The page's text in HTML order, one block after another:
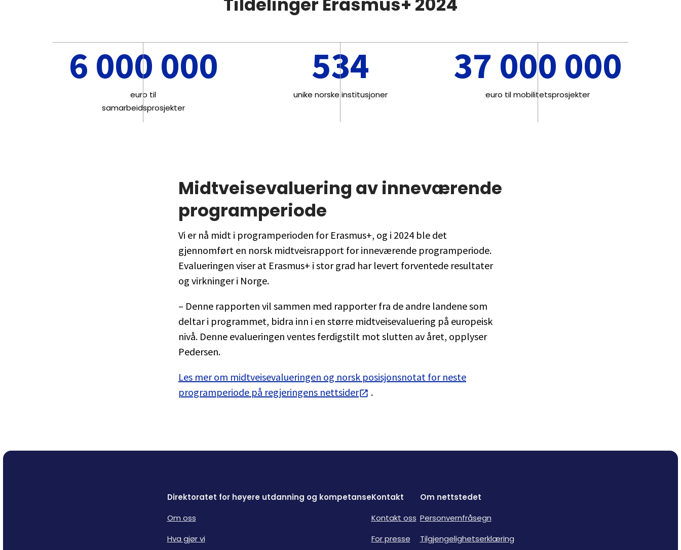
6 000 000
euro til
samarbeidsprosjekter
534
unike norske institusjoner
37 000 000
euro til mobilitetsprosjekter
Midtveisevaluering av inneværende
programperiode
Vi er nå midt i programperioden for Erasmus+, og i 2024 ble det
gjennomført en norsk midtveisrapport for inneværende programperiode.
Evalueringen viser at Erasmus+ i stor grad har levert forventede resultater
og virkninger i Norge.
– Denne rapporten vil sammen med rapporter fra de andre landene som
deltar i programmet, bidra inn i en større midtveisevaluering på europeisk
nivå. Denne evalueringen ventes ferdigstilt mot slutten av året, opplyser
Pedersen.
Les mer om midtveisevalueringen og norsk posisjonsnotat for neste
programperiode på regjeringens nettsider
.
Direktoratet for høyere utdanning og kompetanse
Om oss
Hva gjør vi
Kontakt
Kontakt oss
For presse
Om nettstedet
Personvernfråsegn
Tilgjengelighetserklæring